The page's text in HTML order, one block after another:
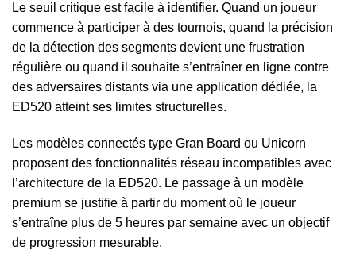
Le seuil critique est facile à identifier. Quand un joueur
commence à participer à des tournois, quand la précision
de la détection des segments devient une frustration
régulière ou quand il souhaite s’entraîner en ligne contre
des adversaires distants via une application dédiée, la
ED520 atteint ses limites structurelles.
Les modèles connectés type Gran Board ou Unicorn
proposent des fonctionnalités réseau incompatibles avec
l’architecture de la ED520. Le passage à un modèle
premium se justifie à partir du moment où le joueur
s’entraîne plus de 5 heures par semaine avec un objectif
de progression mesurable.